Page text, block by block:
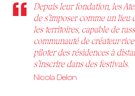
Depuis leur fondation, les
de s’imposer comme un lieu
les territoires, capable de
communauté de
piloter des résidences à
s’inscrire dans des festivals.
Nicola Delon